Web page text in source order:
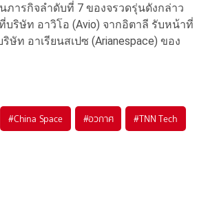
ภารกิจลำดับที่ 7 ของจรวดรุ่นดังกล่าว
บริษัท อาวิโอ (Avio) จากอิตาลี รับหน้าที่
ษัท อาเรียนสเปซ (Arianespace) ของ
#China Space #อวกาศ #TNN Tech